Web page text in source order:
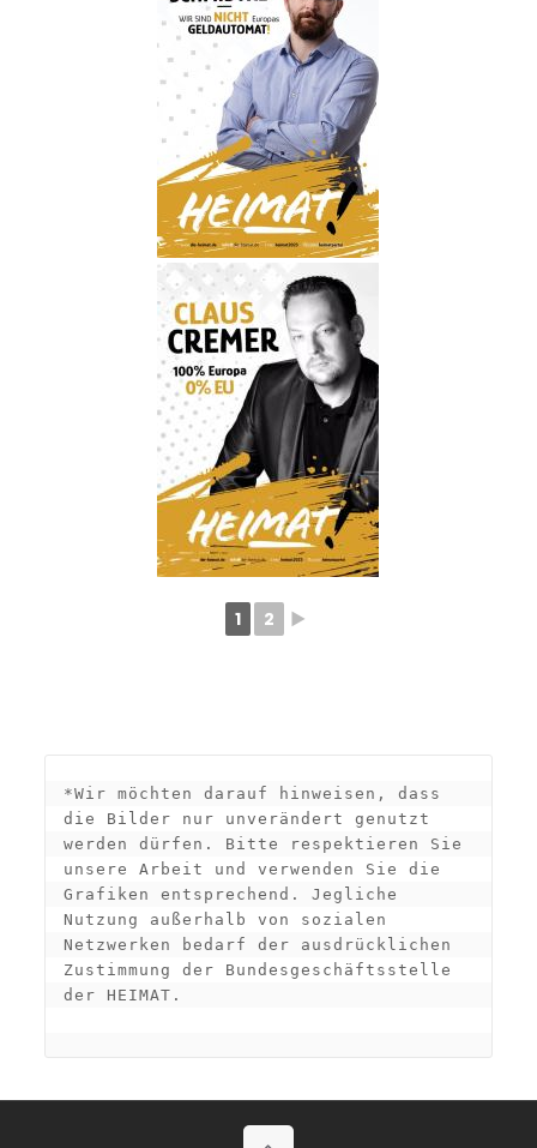
1 2 ►
*Wir möchten darauf hinweisen, dass
die Bilder nur unverändert genutzt
werden dürfen. Bitte respektieren Sie
unsere Arbeit und verwenden Sie die
Grafiken entsprechend. Jegliche
Nutzung außerhalb von sozialen
Netzwerken bedarf der ausdrücklichen
Zustimmung der Bundesgeschäftsstelle
der HEIMAT.